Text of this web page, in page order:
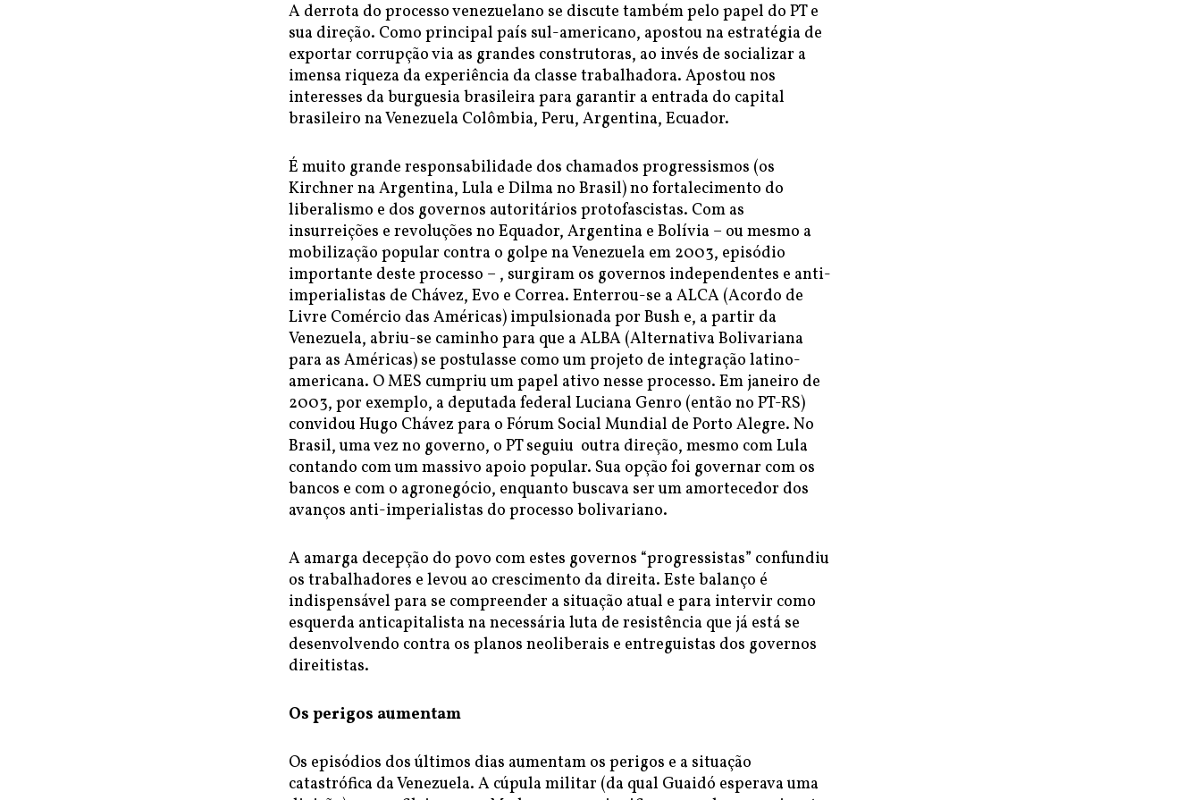
A derrota do processo venezuelano se discute também pelo papel do PT e
sua direção. Como principal país sul-americano, apostou na estratégia de
exportar corrupção via as grandes construtoras, ao invés de socializar a
imensa riqueza da experiência da classe trabalhadora. Apostou nos
interesses da burguesia brasileira para garantir a entrada do capital
brasileiro na Venezuela Colômbia, Peru, Argentina, Ecuador.
É muito grande responsabilidade dos chamados progressismos (os
Kirchner na Argentina, Lula e Dilma no Brasil) no fortalecimento do
liberalismo e dos governos autoritários protofascistas. Com as
insurreições e revoluções no Equador, Argentina e Bolívia – ou mesmo a
mobilização popular contra o golpe na Venezuela em 2003, episódio
importante deste processo – , surgiram os governos independentes e anti-
imperialistas de Chávez, Evo e Correa. Enterrou-se a ALCA (Acordo de
Livre Comércio das Américas) impulsionada por Bush e, a partir da
Venezuela, abriu-se caminho para que a ALBA (Alternativa Bolivariana
para as Américas) se postulasse como um projeto de integração latino-
americana. O MES cumpriu um papel ativo nesse processo. Em janeiro de
2003, por exemplo, a deputada federal Luciana Genro (então no PT-RS)
convidou Hugo Chávez para o Fórum Social Mundial de Porto Alegre. No
Brasil, uma vez no governo, o PT seguiu outra direção, mesmo com Lula
contando com um massivo apoio popular. Sua opção foi governar com os
bancos e com o agronegócio, enquanto buscava ser um amortecedor dos
avanços anti-imperialistas do processo bolivariano.
A amarga decepção do povo com estes governos “progressistas” confundiu
os trabalhadores e levou ao crescimento da direita. Este balanço é
indispensável para se compreender a situação atual e para intervir como
esquerda anticapitalista na necessária luta de resistência que já está se
desenvolvendo contra os planos neoliberais e entreguistas dos governos
direitistas.
Os perigos aumentam
Os episódios dos últimos dias aumentam os perigos e a situação
catastrófica da Venezuela. A cúpula militar (da qual Guaidó esperava uma